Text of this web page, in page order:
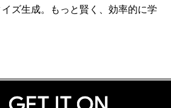
ズ生成。もっと賢く、効率的に学